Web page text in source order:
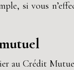
si vous
au Crédit